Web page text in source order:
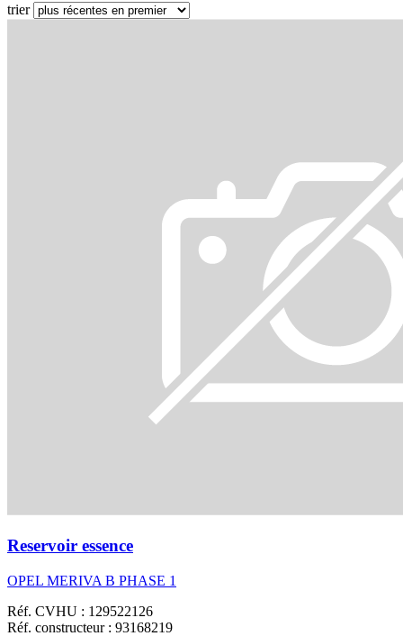
trier
Reservoir essence
OPEL MERIVA B PHASE 1
Réf. CVHU : 129522126
Réf. constructeur : 93168219